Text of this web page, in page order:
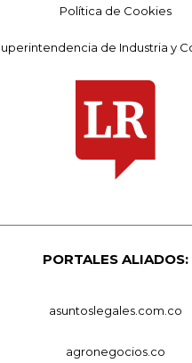
Política de Cookies
de Industria y
PORTALES ALIADOS:
asuntoslegales.com.co
agronegocios.co